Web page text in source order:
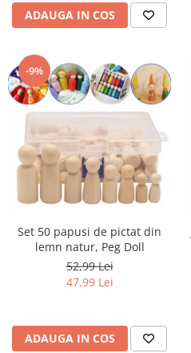
ADAUGA IN COS
-9%
Set 50 papusi de pictat din
lemn natur, Peg Doll
52,99 Lei
47,99 Lei
ADAUGA IN COS